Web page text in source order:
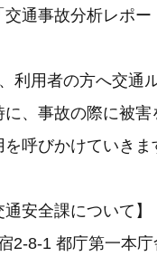
通事故分析レポー
利用者の方へ交通
、事故の際に被
呼びかけていきま
安全課について】
2-8-1 都庁第一本